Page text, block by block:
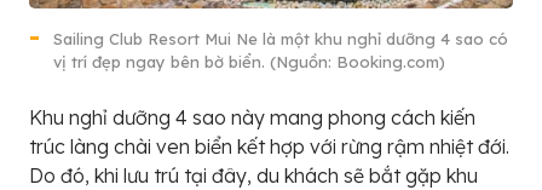
Sailing Club Resort Mui Ne là một khu nghỉ dưỡng 4 sao có
vị trí đẹp ngay bên bờ biển. (Nguồn: Booking.com)
Khu nghỉ dưỡng 4 sao này mang phong cách kiến
trúc làng chài ven biển kết hợp với rừng rậm nhiệt đới.
Do đó, khi lưu trú tại đây, du khách sẽ bắt gặp khu